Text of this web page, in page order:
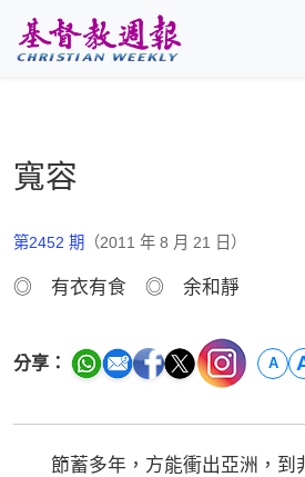
寬容
第2452 期 （2011 年 8 月 21 日）
◎ 有衣有食 ◎ 余和靜
分享： A
節蓄多年，方能衝出亞洲，到